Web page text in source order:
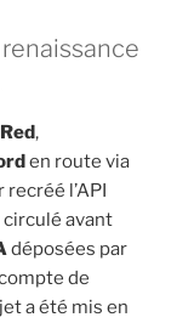
Red,
en route via
l’API
avant
déposées par
de
a été mis en